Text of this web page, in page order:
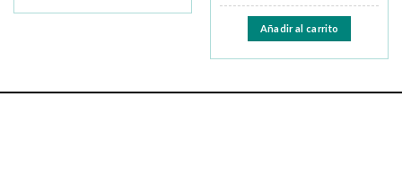
Añadir al carrito